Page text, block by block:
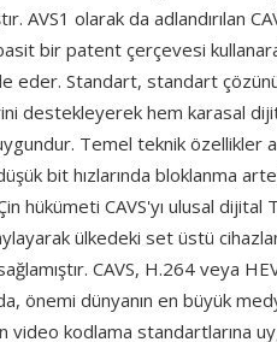
AVS1 olarak da adlandırılan
bir patent çerçevesi
eder. Standart, standart
destekleyerek hem karasal
uygundur. Temel teknik özellikler
bit hızlarında bloklanma
hükümeti CAVS'yı ulusal dijital
ülkedeki set üstü
CAVS, H.264 veya
önemi dünyanın en büyük
kodlama standartlarına